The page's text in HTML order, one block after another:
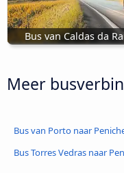
Bus van Caldas da
Meer
Bus van Porto naar
Bus Torres Vedras naar